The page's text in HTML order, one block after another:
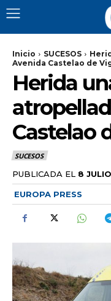
Inicio SUCESOS
Avenida Castelao de
Herida
Castelao
SUCESOS
PUBLICADA EL 8
EUROPA PRESS